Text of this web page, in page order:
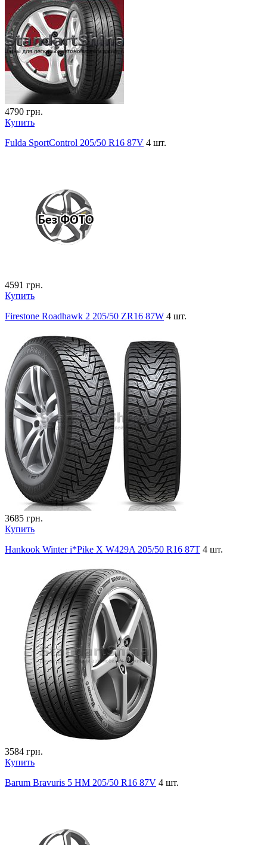
4790 грн.
Купить
Fulda SportControl 205/50 R16 87V 4 шт.
4591 грн.
Купить
Firestone Roadhawk 2 205/50 ZR16 87W 4 шт.
3685 грн.
Купить
Hankook Winter i*Pike X W429A 205/50 R16 87T 4 шт.
3584 грн.
Купить
Barum Bravuris 5 HM 205/50 R16 87V 4 шт.